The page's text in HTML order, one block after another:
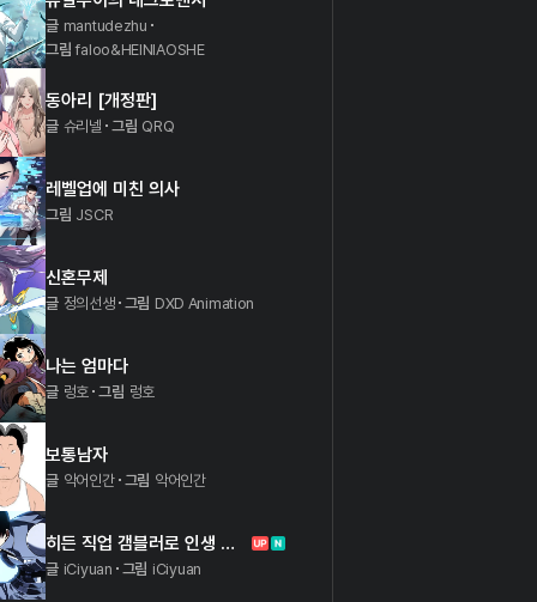
글 mantudezhu
그림 faloo&HEINIAOSHE
동아리 [개정판]
글 슈리넬 그림 QRQ
레벨업에 미친 의사
그림 JSCR
신혼무제
글 정의선생 그림 DXD Animation
나는 엄마다
글 렁호 그림 렁호
보통남자
글 악어인간 그림 악어인간
히든 직업 갬블러로 인생 역전
글 iCiyuan 그림 iCiyuan